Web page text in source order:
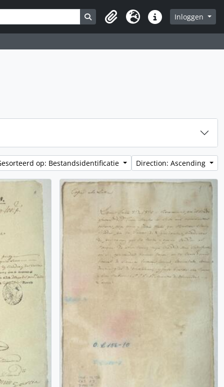
Search in browse page
Clipboard
Taal Quick linksInloggen
op: Bestandsidentificatie Direction: Ascending